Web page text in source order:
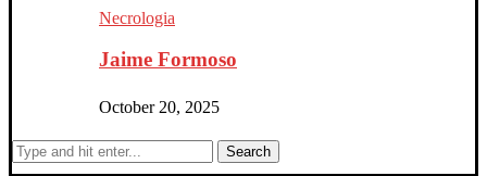
Necrologia
Jaime Formoso
October 20, 2025
Search